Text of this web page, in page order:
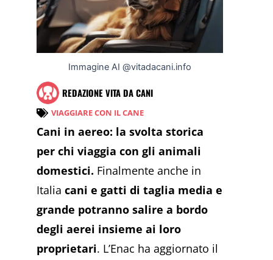
Immagine AI @vitadacani.info
REDAZIONE VITA DA CANI
VIAGGIARE CON IL CANE
Cani in aereo: la svolta storica
per chi viaggia con gli animali
domestici. Finalmente anche in
Italia cani e gatti di taglia media e
grande potranno salire a bordo
degli aerei insieme ai loro
proprietari. L’Enac ha aggiornato il